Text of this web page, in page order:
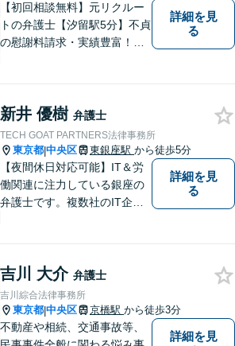
【初回相談無料】元リクルー
トの弁護士【汐留駅5分】不貞
の慰謝料請求・実績豊富！交
ナー実績【企業法務】ベンチ
ャーを支援【休日・夜間対
応】
詳細を見
る
新井 優樹 弁護士
TECH GOAT PARTNERS法律事務所
東京都|中央区 東銀座駅 から徒歩5分
【夜間休日対応可能】IT＆労
働関連に注力している銀座の
弁護士です。複数社のIT企業
詳細を見
る
吉川 大介 弁護士
吉川綜合法律事務所
東京都|中央区 京橋駅 から徒歩3分
不動産や相続、交通事故等、
詳細を見